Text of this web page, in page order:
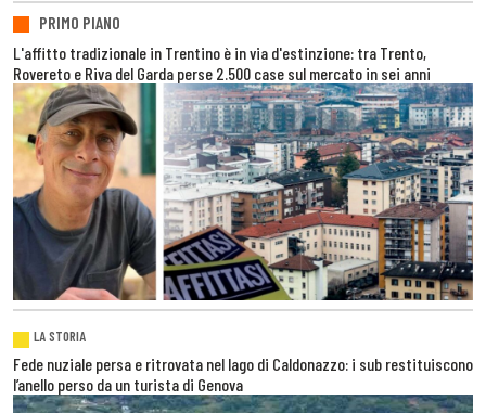
PRIMO PIANO
L'affitto tradizionale in Trentino è in via d'estinzione: tra Trento,
Rovereto e Riva del Garda perse 2.500 case sul mercato in sei anni
LA STORIA
Fede nuziale persa e ritrovata nel lago di Caldonazzo: i sub restituiscono
l’anello perso da un turista di Genova